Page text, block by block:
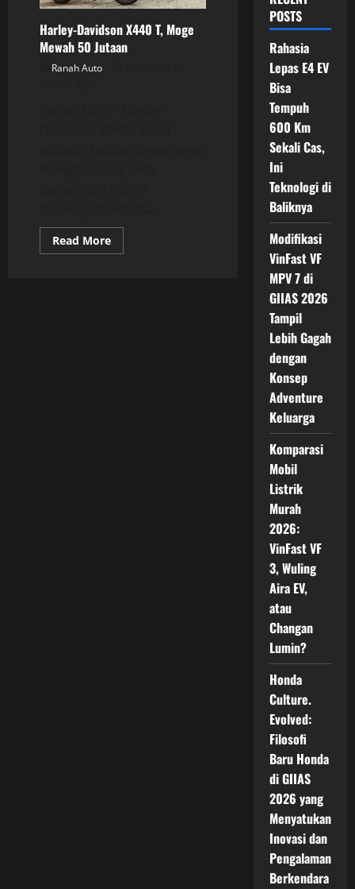
Harley-Davidson X440 T, Moge
Mewah 50 Jutaan
Ranah Auto
Read MoreRead
more
POSTS
Rahasia
Lepas E4 EV
Bisa
Tempuh
600 Km
Sekali Cas,
Ini
Teknologi di
Baliknya
Modifikasi
VinFast VF
MPV 7 di
GIIAS 2026
Tampil
Lebih Gagah
dengan
Konsep
Adventure
Keluarga
Komparasi
Mobil
Listrik
Murah
2026:
VinFast VF
3, Wuling
Aira EV,
atau
Changan
Lumin?
Honda
Culture.
Evolved:
Filosofi
Baru Honda
di GIIAS
2026 yang
Menyatukan
Inovasi dan
Pengalaman
Berkendara